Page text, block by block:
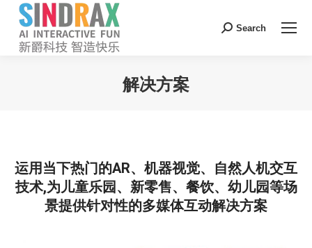
Search:
Search
解决方案
运用当下热门的AR、机器视觉、自然人机交互
技术,为儿童乐园、新零售、餐饮、幼儿园等场
景提供针对性的多媒体互动解决方案